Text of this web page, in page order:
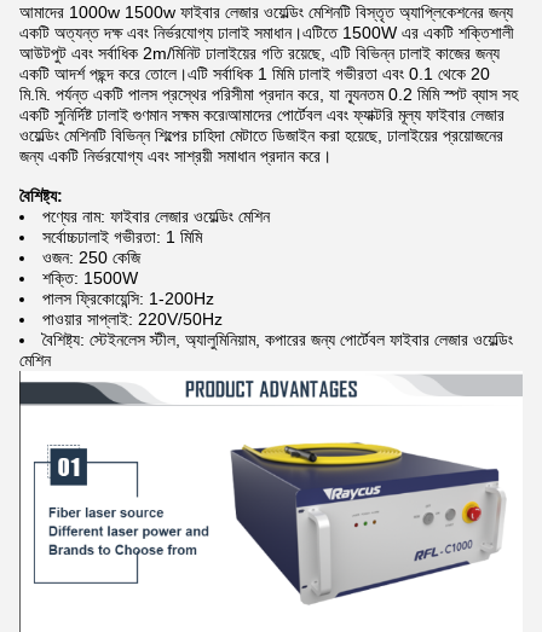
আমাদের 1000w 1500w ফাইবার লেজার ওয়েল্ডিং মেশিনটি বিস্তৃত অ্যাপ্লিকেশনের জন্য
একটি অত্যন্ত দক্ষ এবং নির্ভরযোগ্য ঢালাই সমাধান।এটিতে 1500W এর একটি শক্তিশালী
আউটপুট এবং সর্বাধিক 2m/মিনিট ঢালাইয়ের গতি রয়েছে, এটি বিভিন্ন ঢালাই কাজের জন্য
একটি আদর্শ পছন্দ করে তোলে।এটি সর্বাধিক 1 মিমি ঢালাই গভীরতা এবং 0.1 থেকে 20
মি.মি. পর্যন্ত একটি পালস প্রস্থের পরিসীমা প্রদান করে, যা ন্যূনতম 0.2 মিমি স্পট ব্যাস সহ
একটি সুনির্দিষ্ট ঢালাই গুণমান সক্ষম করে৷আমাদের পোর্টেবল এবং ফ্যাক্টরি মূল্য ফাইবার লেজার
ওয়েল্ডিং মেশিনটি বিভিন্ন শিল্পের চাহিদা মেটাতে ডিজাইন করা হয়েছে, ঢালাইয়ের প্রয়োজনের
জন্য একটি নির্ভরযোগ্য এবং সাশ্রয়ী সমাধান প্রদান করে।
বৈশিষ্ট্য:
পণ্যের নাম: ফাইবার লেজার ওয়েল্ডিং মেশিন
সর্বোচ্চঢালাই গভীরতা: 1 মিমি
ওজন: 250 কেজি
শক্তি: 1500W
পালস ফ্রিকোয়েন্সি: 1-200Hz
পাওয়ার সাপ্লাই: 220V/50Hz
বৈশিষ্ট্য: স্টেইনলেস স্টীল, অ্যালুমিনিয়াম, কপারের জন্য পোর্টেবল ফাইবার লেজার ওয়েল্ডিং
মেশিন